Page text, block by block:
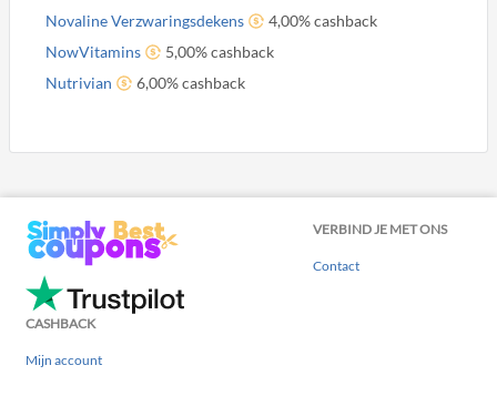
Novaline Verzwaringsdekens
4,00% cashback
NowVitamins
5,00% cashback
Nutrivian
6,00% cashback
VERBIND JE MET ONS
Contact
CASHBACK
Mijn account